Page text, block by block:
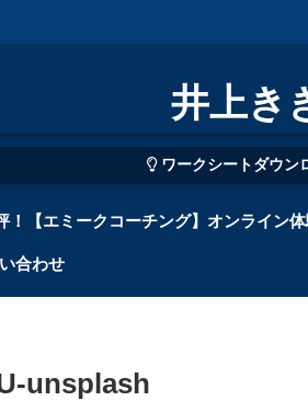
井上き
ワークシートダウン
！【エミークコーチング】オンライン
合わせ
unsplash